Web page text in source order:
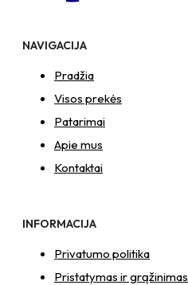
NAVIGACIJA
Pradžia
Visos prekės
Patarimai
Apie mus
Kontaktai
INFORMACIJA
Privatumo politika
Pristatymas ir grąžinimas